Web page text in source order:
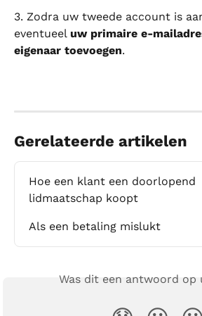
3. Zodra uw tweede account is
eventueel uw primaire e-
eigenaar toevoegen.
Gerelateerde artikelen
Hoe een klant een doorlopend
lidmaatschap koopt
Als een betaling mislukt
Was dit een antwoord op